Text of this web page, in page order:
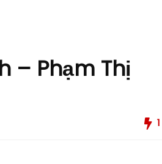
– Phạm Thị
1